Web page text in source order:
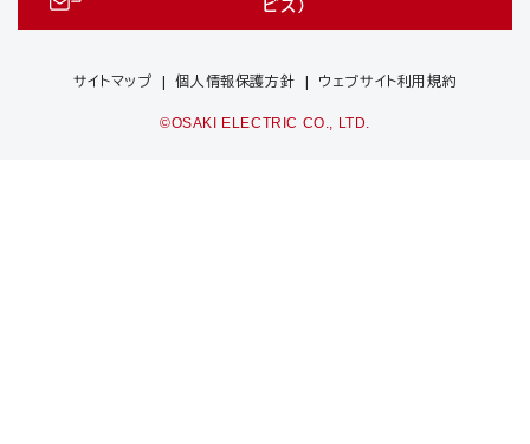
ビス）
サイトマップ 個人情報保護方針 ウェブサイト利用規約
©OSAKI ELECTRIC CO., LTD.